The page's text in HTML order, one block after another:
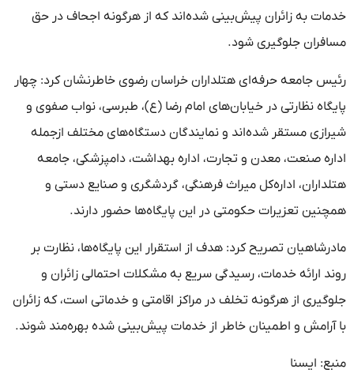
خدمات به زائران پیش‌بینی شده‌اند که از هرگونه اجحاف در حق
مسافران جلوگیری شود.
رئیس جامعه حرفه‌ای هتلداران خراسان رضوی خاطرنشان کرد: چهار
پایگاه نظارتی در خیابان‌های امام رضا (ع)، طبرسی، نواب صفوی و
شیرازی مستقر شده‌اند و نمایندگان دستگاه‌های مختلف ازجمله
اداره صنعت، معدن و تجارت، اداره بهداشت، دامپزشکی، جامعه
هتلداران، اداره‌کل میراث فرهنگی، گردشگری و صنایع دستی و
همچنین تعزیرات حکومتی در این پایگاه‌ها حضور دارند.
مادرشاهیان تصریح کرد: هدف از استقرار این پایگاه‌ها، نظارت بر
روند ارائه خدمات، رسیدگی سریع به مشکلات احتمالی زائران و
جلوگیری از هرگونه تخلف در مراکز اقامتی و خدماتی است، که زائران
با آرامش و اطمینان خاطر از خدمات پیش‌بینی شده بهره‌مند شوند.
منبع: ایسنا